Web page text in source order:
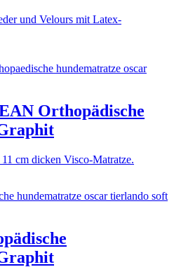
und Velours mit Latex-
Orthopädische
cm dicken Visco-Matratze.